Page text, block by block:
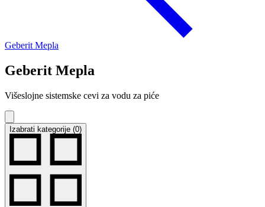
Geberit Mepla
Geberit Mepla
Višeslojne sistemske cevi za vodu za piće
Izabrati kategorije (0)